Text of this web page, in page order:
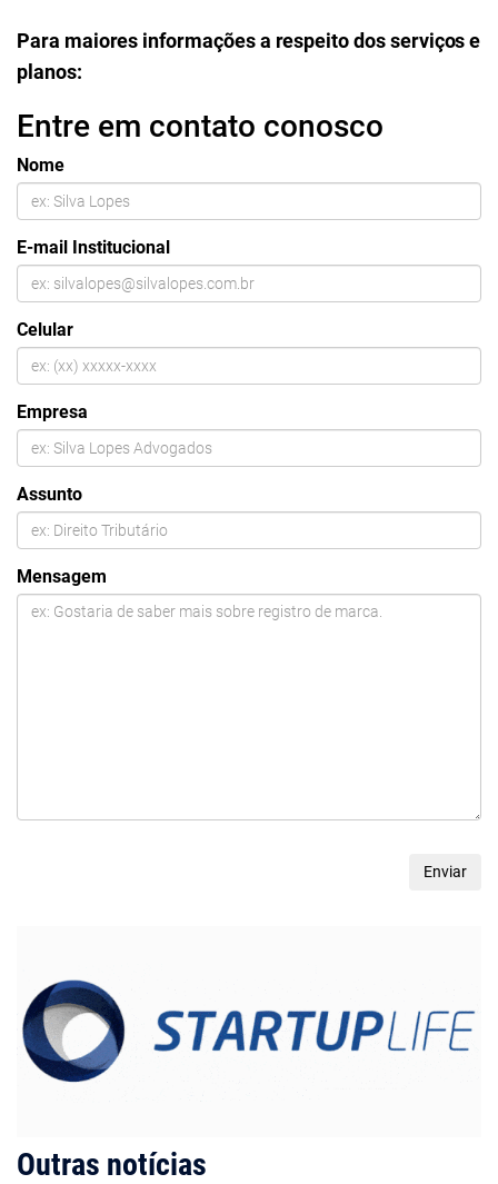
Para maiores informações a respeito dos serviços e
planos:
Entre em contato conosco
Nome
E-mail Institucional
Celular
Empresa
Assunto
Mensagem
Outras notícias